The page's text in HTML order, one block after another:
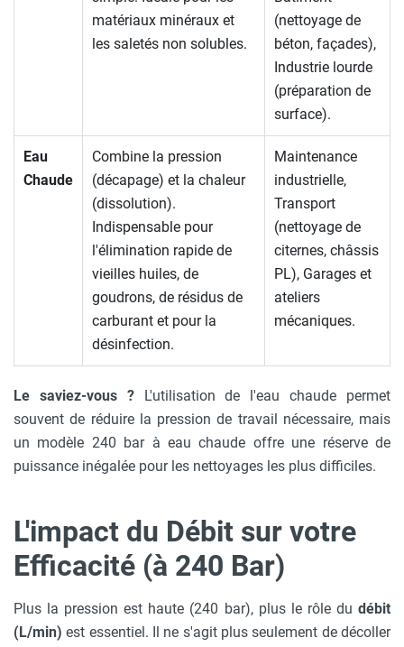
matériaux minéraux et
les saletés non solubles.
(nettoyage de
béton, façades),
Industrie lourde
(préparation de
surface).
Eau
Chaude
Combine la pression
(décapage) et la chaleur
(dissolution).
Indispensable pour
l'élimination rapide de
vieilles huiles, de
goudrons, de résidus de
carburant et pour la
désinfection.
Maintenance
industrielle,
Transport
(nettoyage de
citernes, châssis
PL), Garages et
ateliers
mécaniques.
Le saviez-vous ?L'utilisation de l'eau chaude permet
souvent de réduire la pression de travail nécessaire, mais
un modèle 240 bar à eau chaude offre une réserve de
puissance inégalée pour les nettoyages les plus difficiles.
L'impact du Débit sur votre
Efficacité (à 240 Bar)
Plus la pression est haute (240 bar), plus le rôle du débit
(L/min) est essentiel. Il ne s'agit plus seulement de décoller